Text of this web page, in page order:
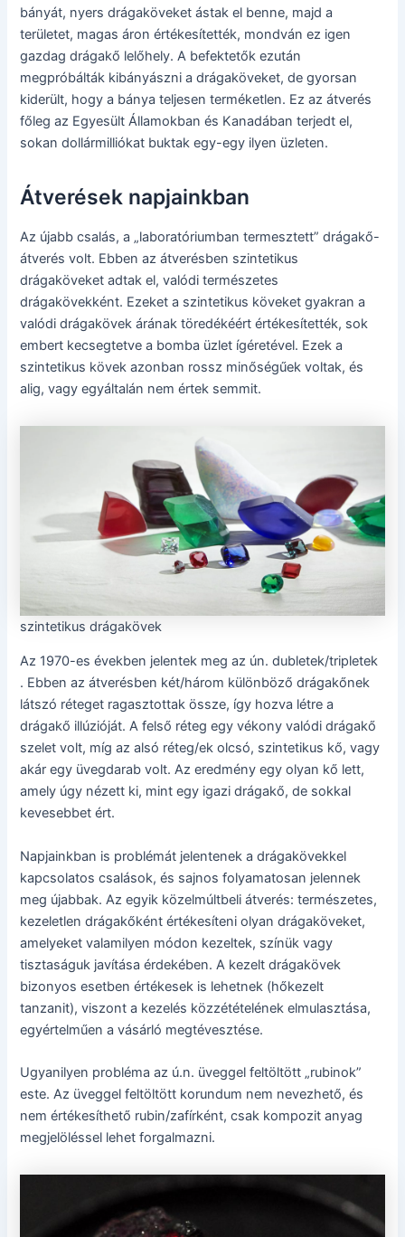
bányát, nyers drágaköveket ástak el benne, majd a
területet, magas áron értékesítették, mondván ez igen
gazdag drágakő lelőhely. A befektetők ezután
megpróbálták kibányászni a drágaköveket, de gyorsan
kiderült, hogy a bánya teljesen terméketlen. Ez az átverés
főleg az Egyesült Államokban és Kanadában terjedt el,
sokan dollármilliókat buktak egy-egy ilyen üzleten.
Átverések napjainkban
Az újabb csalás, a „laboratóriumban termesztett” drágakő-
átverés volt. Ebben az átverésben szintetikus
drágaköveket adtak el, valódi természetes
drágakövekként. Ezeket a szintetikus köveket gyakran a
valódi drágakövek árának töredékéért értékesítették, sok
embert kecsegtetve a bomba üzlet ígéretével. Ezek a
szintetikus kövek azonban rossz minőségűek voltak, és
alig, vagy egyáltalán nem értek semmit.
szintetikus drágakövek
Az 1970-es években jelentek meg az ún. dubletek/tripletek
. Ebben az átverésben két/három különböző drágakőnek
látszó réteget ragasztottak össze, így hozva létre a
drágakő illúzióját. A felső réteg egy vékony valódi drágakő
szelet volt, míg az alsó réteg/ek olcsó, szintetikus kő, vagy
akár egy üvegdarab volt. Az eredmény egy olyan kő lett,
amely úgy nézett ki, mint egy igazi drágakő, de sokkal
kevesebbet ért.
Napjainkban is problémát jelentenek a drágakövekkel
kapcsolatos csalások, és sajnos folyamatosan jelennek
meg újabbak. Az egyik közelmúltbeli átverés: természetes,
kezeletlen drágakőként értékesíteni olyan drágaköveket,
amelyeket valamilyen módon kezeltek, színük vagy
tisztaságuk javítása érdekében. A kezelt drágakövek
bizonyos esetben értékesek is lehetnek (hőkezelt
tanzanit), viszont a kezelés közzétételének elmulasztása,
egyértelműen a vásárló megtévesztése.
Ugyanilyen probléma az ú.n. üveggel feltöltött „rubinok”
este. Az üveggel feltöltött korundum nem nevezhető, és
nem értékesíthető rubin/zafírként, csak kompozit anyag
megjelöléssel lehet forgalmazni.